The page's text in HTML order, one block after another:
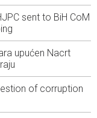
sent to BiH CoM
upućen Nacrt
of corruption